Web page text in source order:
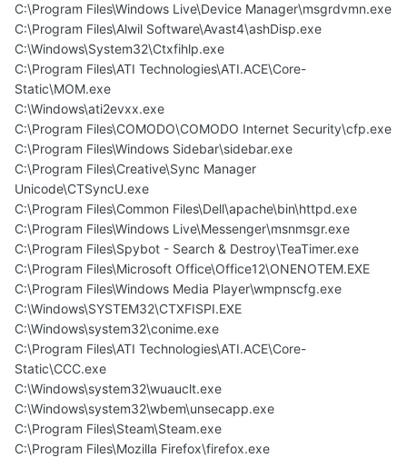
C:\Program Files\Windows Live\Device Manager\msgrdvmn.exe
C:\Program Files\Alwil Software\Avast4\ashDisp.exe
C:\Windows\System32\Ctxfihlp.exe
C:\Program Files\ATI Technologies\ATI.ACE\Core-
Static\MOM.exe
C:\Windows\ati2evxx.exe
C:\Program Files\COMODO\COMODO Internet Security\cfp.exe
C:\Program Files\Windows Sidebar\sidebar.exe
C:\Program Files\Creative\Sync Manager
Unicode\CTSyncU.exe
C:\Program Files\Common Files\Dell\apache\bin\httpd.exe
C:\Program Files\Windows Live\Messenger\msnmsgr.exe
C:\Program Files\Spybot - Search & Destroy\TeaTimer.exe
C:\Program Files\Microsoft Office\Office12\ONENOTEM.EXE
C:\Program Files\Windows Media Player\wmpnscfg.exe
C:\Windows\SYSTEM32\CTXFISPI.EXE
C:\Windows\system32\conime.exe
C:\Program Files\ATI Technologies\ATI.ACE\Core-
Static\CCC.exe
C:\Windows\system32\wuauclt.exe
C:\Windows\system32\wbem\unsecapp.exe
C:\Program Files\Steam\Steam.exe
C:\Program Files\Mozilla Firefox\firefox.exe